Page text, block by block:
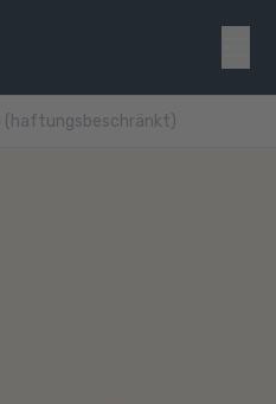
(haftungsbeschränkt)